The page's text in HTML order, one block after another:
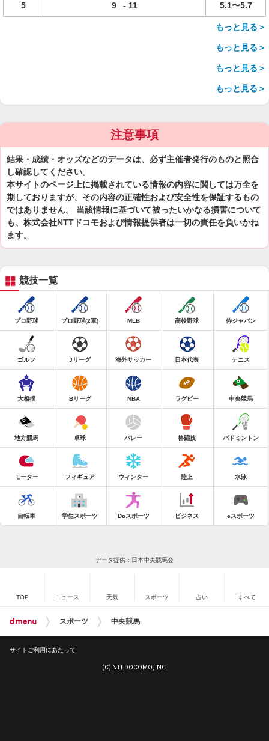
5 9 - 11 5.1〜5.7
もっと見る＞
もっと見る＞
もっと見る＞
もっと見る＞
注意事項
結果・成績・オッズなどのデータは、必ず主催者発行のものと照合
し確認してください。
本サイトのページ上に掲載されている情報の内容に関しては万全を
期しておりますが、その内容の正確性および安全性を保証するもの
ではありません。 当該情報に基づいて被ったいかなる損害について
も、株式会社NTTドコモおよび情報提供者は一切の責任を負いかね
ます。
競技一覧
プロ野球 プロ野球(2軍) MLB 高校野球 侍ジャパン
ゴルフ Jリーグ 海外サッカー 日本代表 テニス
大相撲 Bリーグ NBA ラグビー 中央競馬
地方競馬 卓球 バレー 格闘技 バドミントン
モーター フィギュア ウィンター 陸上 水泳
自転車 学生スポーツ Doスポーツ ビジネス eスポーツ
データ提供：日本中央競馬会
TOP ニュース 天気 スポーツ 占い すべて
スポーツ 中央競馬
サイトご利用にあたって
(C) NTT DOCOMO, INC.